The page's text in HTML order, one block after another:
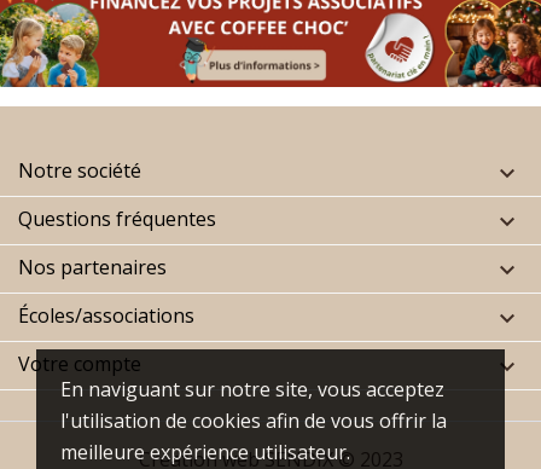
En naviguant sur notre site, vous acceptez
l'utilisation de cookies afin de vous offrir la
meilleure expérience utilisateur.
Notre société 
Questions fréquentes 
Nos partenaires 
Écoles/associations 
Votre compte 
Création webSENDIX© 2023